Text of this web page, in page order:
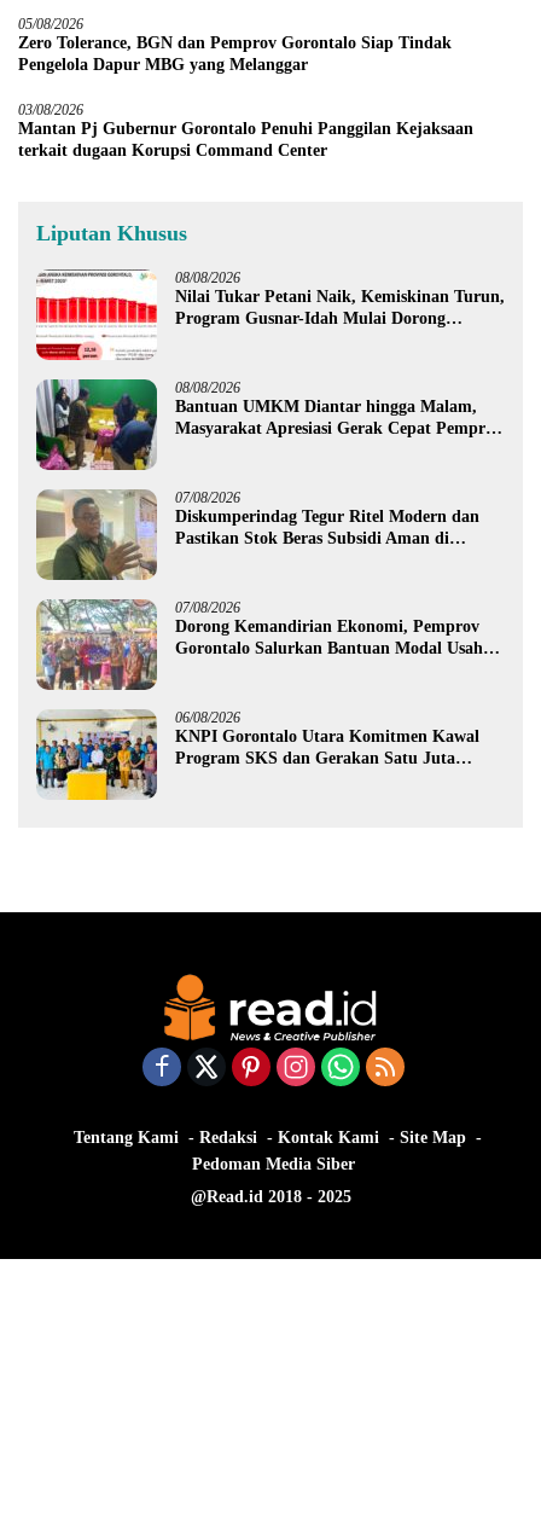
05/08/2026
Zero Tolerance, BGN dan Pemprov Gorontalo Siap Tindak
Pengelola Dapur MBG yang Melanggar
03/08/2026
Mantan Pj Gubernur Gorontalo Penuhi Panggilan Kejaksaan
terkait dugaan Korupsi Command Center
Liputan Khusus
08/08/2026
Nilai Tukar Petani Naik, Kemiskinan Turun,
Program Gusnar-Idah Mulai Dorong
08/08/2026
Bantuan UMKM Diantar hingga Malam,
Masyarakat Apresiasi Gerak Cepat Pemprov
07/08/2026
Diskumperindag Tegur Ritel Modern dan
Pastikan Stok Beras Subsidi Aman di
07/08/2026
Dorong Kemandirian Ekonomi, Pemprov
Gorontalo Salurkan Bantuan Modal Usaha
06/08/2026
KNPI Gorontalo Utara Komitmen Kawal
Program SKS dan Gerakan Satu Juta
Tentang Kami Redaksi Kontak Kami
Site Map
Pedoman Media Siber
@Read.id 2018 - 2025